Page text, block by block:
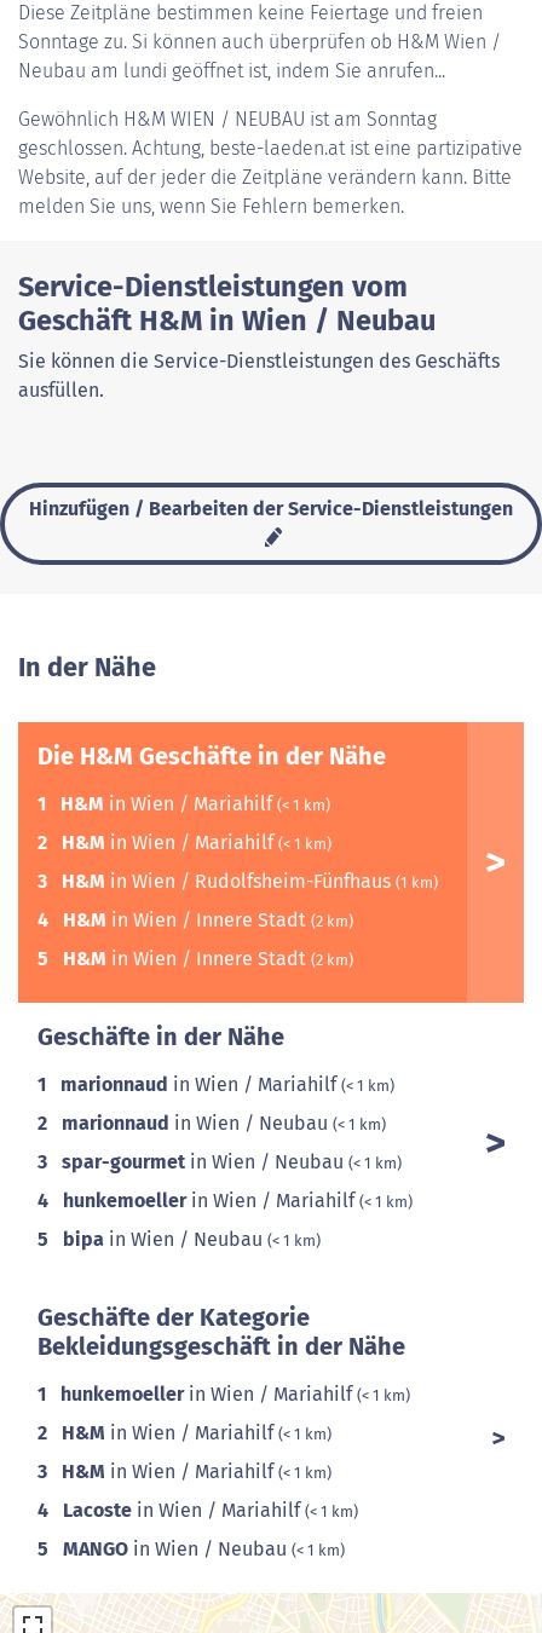
Diese Zeitpläne bestimmen keine Feiertage und freien
Sonntage zu. Si können auch überprüfen ob H&M Wien /
Neubau am lundi geöffnet ist, indem Sie anrufen...
Gewöhnlich H&M WIEN / NEUBAU ist am Sonntag
geschlossen. Achtung, beste-laeden.at ist eine partizipative
Website, auf der jeder die Zeitpläne verändern kann. Bitte
melden Sie uns, wenn Sie Fehlern bemerken.
Service-Dienstleistungen vom
Geschäft H&M in Wien / Neubau
Sie können die Service-Dienstleistungen des Geschäfts
ausfüllen.
Hinzufügen / Bearbeiten der Service-Dienstleistungen
In der Nähe
Die H&M Geschäfte in der Nähe
1 H&M in Wien / Mariahilf (< 1 km)
2 H&M in Wien / Mariahilf (< 1 km)
3 H&M in Wien / Rudolfsheim-Fünfhaus (1 km)
4 H&M in Wien / Innere Stadt (2 km)
5 H&M in Wien / Innere Stadt (2 km)
Geschäfte in der Nähe
1 marionnaud in Wien / Mariahilf(< 1 km)
2 marionnaud in Wien / Neubau (< 1 km)
3 spar-gourmet in Wien / Neubau (< 1 km)
4 hunkemoellerin Wien / Mariahilf(< 1 km)
5 bipa in Wien / Neubau (< 1 km)
Geschäfte der Kategorie
Bekleidungsgeschäft in der Nähe
1 hunkemoellerin Wien / Mariahilf(< 1 km)
2 H&M in Wien / Mariahilf(< 1 km)
3 H&M in Wien / Mariahilf(< 1 km)
4 Lacoste in Wien / Mariahilf(< 1 km)
5 MANGO in Wien / Neubau (< 1 km)